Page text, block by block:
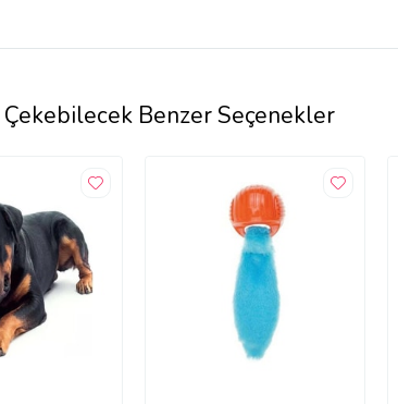
Benzer Seçenekler